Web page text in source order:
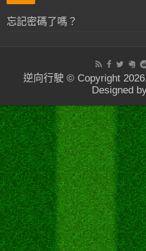
忘記密碼了嗎？
逆向行駛 © Copyright
Designed